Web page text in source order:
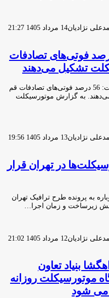
نژادیان14 مرداد 1405 21:27
اعلام کرد: 56 درصد فوتی‌های تصادفات
تشکیل می‌دهند
رئیس پلیس راهور استان قم گفت: 56 درصد فوتی‌های تصادفات قم
به گزارش موتورسیکلت
نژادیان13 مرداد 1405 19:56
در تهران قرار
به پرونده طرح ترافیک تهران
زیرساخت و زمان اجرا…
نژادیان12 مرداد 1405 21:02
بنیاد تعاون
موتورسیکلت روزانه
می شود